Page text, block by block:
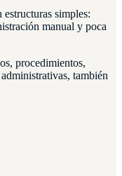
simples:
manual y poca
procedimientos,
también